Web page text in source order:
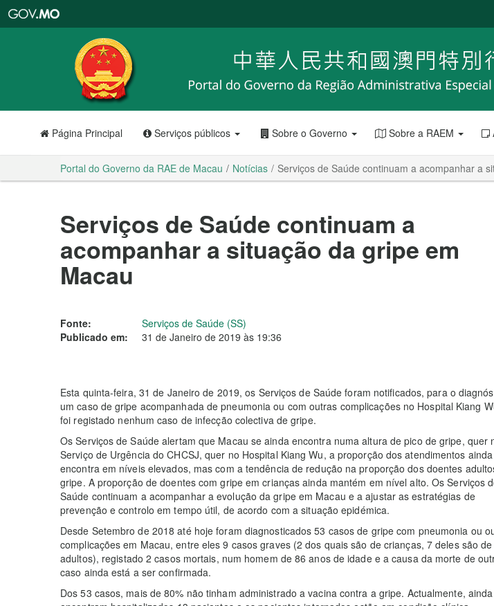
RAE
de
Macau
Página Principal Serviços públicos Sobre o Governo Sobre a RAEM
Portal do Governo da RAE de Macau Notícias Serviços de Saúde continuam a acompanhar a
Serviços de Saúde continuam a
acompanhar a situação da gripe em
Macau
Fonte:
Serviços de Saúde (SS)
Publicado em:
31 de Janeiro de 2019 às 19:36
Esta quinta-feira, 31 de Janeiro de 2019, os Serviços de Saúde foram notificados, para o
um caso de gripe acompanhada de pneumonia ou com outras complicações no Hospital Kiang
foi registado nenhum caso de infecção colectiva de gripe.
Os Serviços de Saúde alertam que Macau se ainda encontra numa altura de pico de gripe, quer
Serviço de Urgência do CHCSJ, quer no Hospital Kiang Wu, a proporção dos atendimentos
encontra em níveis elevados, mas com a tendência de redução na proporção dos doentes
gripe. A proporção de doentes com gripe em crianças ainda mantém em nível alto. Os Serviços
Saúde continuam a acompanhar a evolução da gripe em Macau e a ajustar as estratégias de
prevenção e controlo em tempo útil, de acordo com a situação epidémica.
Desde Setembro de 2018 até hoje foram diagnosticados 53 casos de gripe com pneumonia ou
complicações em Macau, entre eles 9 casos graves (2 dos quais são de crianças, 7 deles são de
adultos), registado 2 casos mortais, num homem de 86 anos de idade e a causa da morte de
caso ainda está a ser confirmada.
Dos 53 casos, mais de 80% não tinham administrado a vacina contra a gripe. Actualmente,